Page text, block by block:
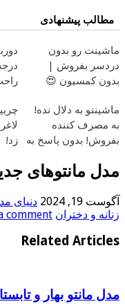
مطالب پیشنهادی
ماشینت رو بدون
دردسر بفروش |
بدون کمسیون 😍
ماشینتو به دلال نده!
به مصرف کننده
بفروش! بدون پاسخ به
زد!
مدل مانتوهای جدید
آگوست 19, 2024 دنیای مد
زنانه و دختران comment
Related Articles
مدل مانتو بهار و تابستان 2025 برندهای